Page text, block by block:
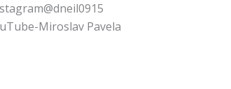
Miroslav Pavela